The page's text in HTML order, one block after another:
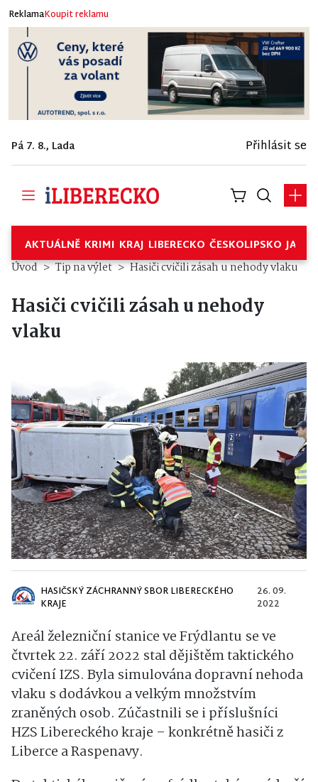
ReklamaKoupit reklamu
Pá 7. 8., Lada Přihlásit se
AKTUÁLNĚ KRIMI KRAJ LIBERECKO ČESKOLIPSKO
Úvod Tip na výlet Hasiči cvičili zásah u nehody vlaku
Hasiči cvičili zásah u nehody
vlaku
HASIČSKÝ ZÁCHRANNÝ SBOR LIBERECKÉHO
KRAJE
26. 09.
2022
Areál železniční stanice ve Frýdlantu se ve
čtvrtek 22. září 2022 stal dějištěm taktického
cvičení IZS. Byla simulována dopravní nehoda
vlaku s dodávkou a velkým množstvím
zraněných osob. Zúčastnili se i příslušníci
HZS Libereckého kraje – konkrétně hasiči z
Liberce a Raspenavy.